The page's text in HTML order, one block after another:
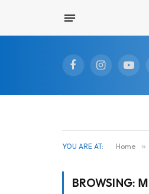
FacebookInstagram
YOU ARE AT: Home »
BROWSING: